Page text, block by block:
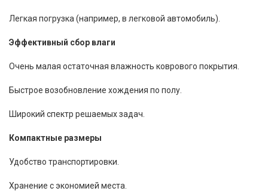
Легкая погрузка (например, в легковой автомобиль).
Эффективный сбор влаги
Очень малая остаточная влажность коврового покрытия.
Быстрое возобновление хождения по полу.
Широкий спектр решаемых задач.
Компактные размеры
Удобство транспортировки.
Хранение с экономией места.